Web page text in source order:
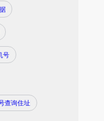
号
查询住址